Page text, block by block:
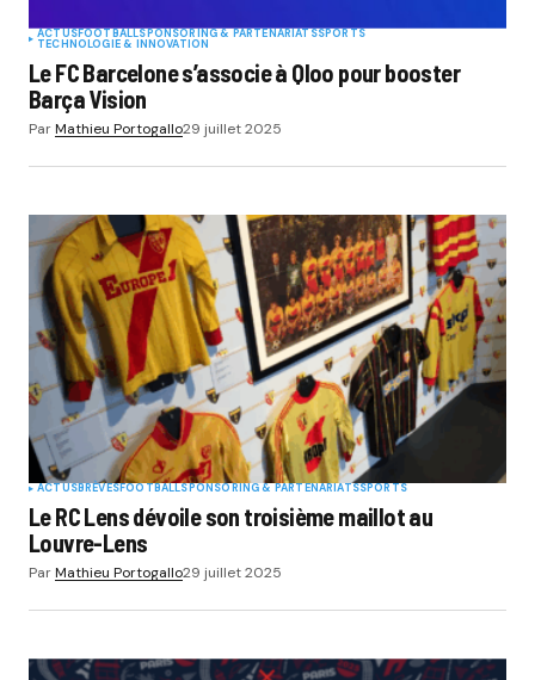
ACTUSFOOTBALLSPONSORING & PARTENARIATSSPORTS
TECHNOLOGIE & INNOVATION
Le FC Barcelone s’associe à Qloo pour booster
Barça Vision
ParMathieu Portogallo29 juillet 2025
ACTUSBRÈVESFOOTBALLSPONSORING & PARTENARIATSSPORTS
Le RC Lens dévoile son troisième maillot au
Louvre-Lens
ParMathieu Portogallo29 juillet 2025